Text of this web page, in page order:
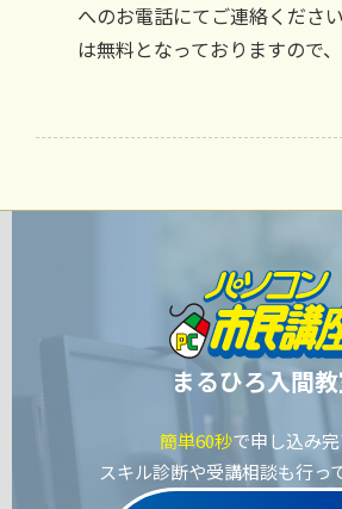
へのお電話にてご連絡くださ
は無料となっておりますので
まるひろ入間
簡単60秒で申し込み完
スキル診断や受講相談も行っ